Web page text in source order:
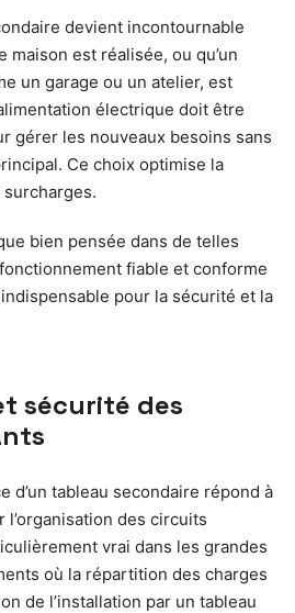
devient incontournable
maison est réalisée, ou qu’un
un garage ou un atelier, est
électrique doit être
gérer les nouveaux besoins sans
Ce choix optimise la
bien pensée dans de telles
fiable et conforme
pour la sécurité et la
sécurité des
d’un tableau secondaire répond à
l’organisation des circuits
vrai dans les grandes
où la répartition des charges
de l’installation par un tableau